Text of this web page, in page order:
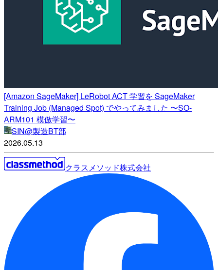
[Amazon SageMaker] LeRobot ACT 学習を SageMaker
Training Job (Managed Spot) でやってみました 〜SO-
ARM101 模倣学習〜
SIN@製造BT部
2026.05.13
クラスメソッド株式会社